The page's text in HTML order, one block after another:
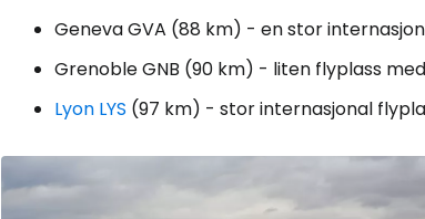
Geneva GVA (88 km) - en stor
Grenoble GNB (90 km) - liten flyplass
Lyon LYS (97 km) - stor internasjonal